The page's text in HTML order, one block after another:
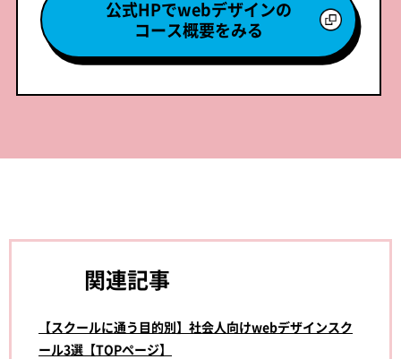
公式HPでwebデザインの
コース概要をみる
関連記事
【スクールに通う目的別】社会人向けwebデザインスク
ール3選【TOPページ】